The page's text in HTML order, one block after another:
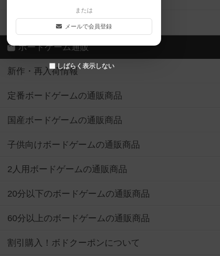
または
メールで会員登録
しばらく表示しない
ボドゲーマご利用案内
ボードゲーム通販
新作・再入荷情報
定番ボードゲームの通販商品
国産ボードゲームの通販商品
子供向けボードゲームの通販商品
2人用ボードゲームの通販商品
20分以下のボードゲームの通販商品
60分以上のボードゲームの通販商品
割引購入！ボドクーポンについて